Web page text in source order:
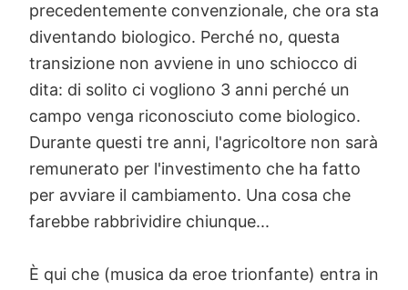
precedentemente convenzionale, che ora sta
diventando biologico. Perché no, questa
transizione non avviene in uno schiocco di
dita: di solito ci vogliono 3 anni perché un
campo venga riconosciuto come biologico.
Durante questi tre anni, l'agricoltore non sarà
remunerato per l'investimento che ha fatto
per avviare il cambiamento. Una cosa che
farebbe rabbrividire chiunque...
È qui che (musica da eroe trionfante) entra in